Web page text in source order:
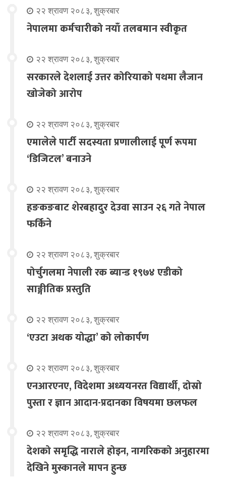
२२ श्रावण २०८३, शुक्रबार
नेपालमा कर्मचारीको नयाँ तलबमान स्वीकृत
२२ श्रावण २०८३, शुक्रबार
सरकारले देशलाई उत्तर कोरियाको पथमा लैजान
खोजेको आरोप
२२ श्रावण २०८३, शुक्रबार
एमालेले पार्टी सदस्यता प्रणालीलाई पूर्ण रूपमा
‘डिजिटल’ बनाउने
२२ श्रावण २०८३, शुक्रबार
हङकङबाट शेरबहादुर देउवा साउन २६ गते नेपाल
फर्किने
२२ श्रावण २०८३, शुक्रबार
पोर्चुगलमा नेपाली रक ब्यान्ड १९७४ एडीको
साङ्गीतिक प्रस्तुति
२२ श्रावण २०८३, शुक्रबार
‘एउटा अथक योद्धा’ को लोकार्पण
२२ श्रावण २०८३, शुक्रबार
एनआरएनए, विदेशमा अध्ययनरत विद्यार्थी, दोस्रो
पुस्ता र ज्ञान आदान-प्रदानका विषयमा छलफल
२२ श्रावण २०८३, शुक्रबार
देशको समृद्धि नाराले होइन, नागरिकको अनुहारमा
देखिने मुस्कानले मापन हुन्छ